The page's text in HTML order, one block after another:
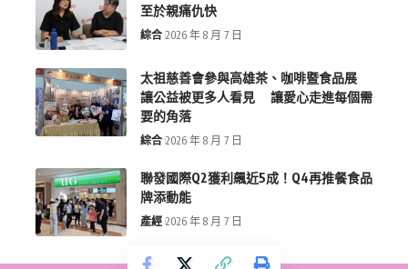
至於親痛仇快
綜合 2026 年 8 月 7 日
太祖慈善會參與高雄茶、咖啡暨食品展
讓公益被更多人看見 讓愛心走進每個需
要的角落
綜合 2026 年 8 月 7 日
聯發國際Q2獲利飆近5成！Q4再推餐食品
牌添動能
產經 2026 年 8 月 7 日